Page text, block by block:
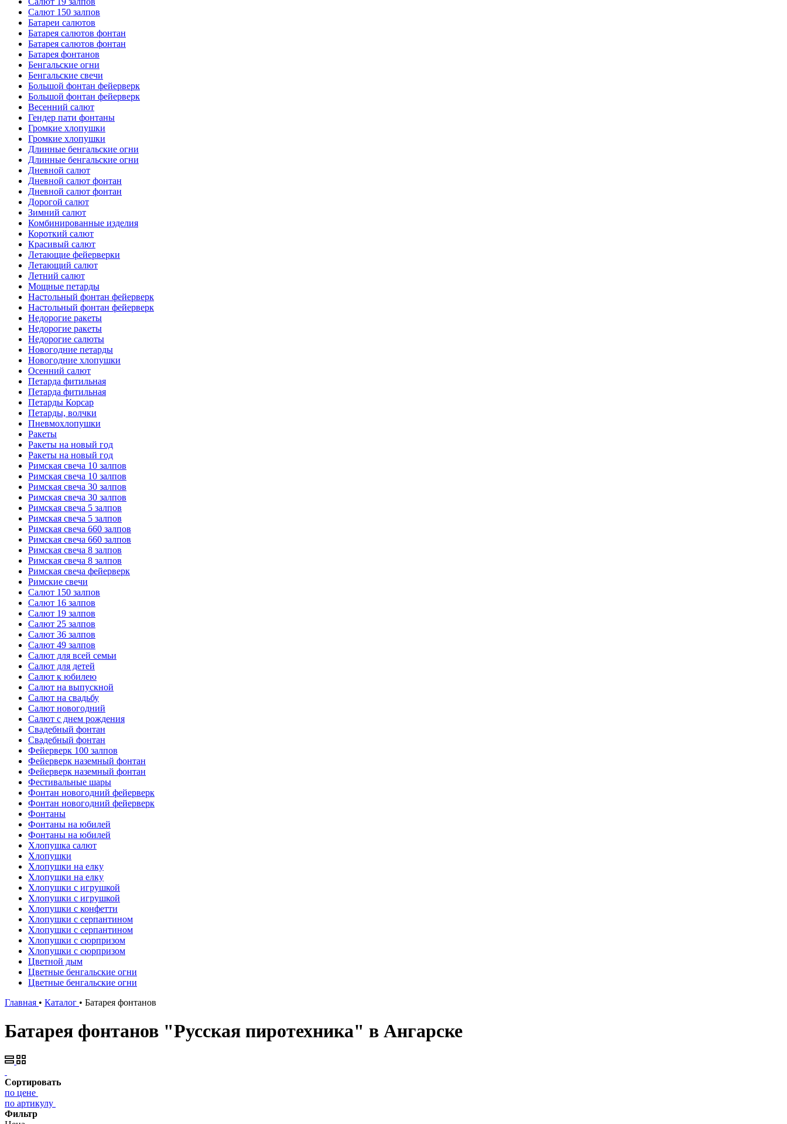
Салют 150 залпов
Батареи салютов
Батарея салютов фонтан
Батарея салютов фонтан
Батарея фонтанов
Бенгальские огни
Бенгальские свечи
Большой фонтан фейерверк
Большой фонтан фейерверк
Весенний салют
Гендер пати фонтаны
Громкие хлопушки
Громкие хлопушки
Длинные бенгальские огни
Длинные бенгальские огни
Дневной салют
Дневной салют фонтан
Дневной салют фонтан
Дорогой салют
Зимний салют
Комбинированные изделия
Короткий салют
Красивый салют
Летающие фейерверки
Летающий салют
Летний салют
Мощные петарды
Настольный фонтан фейерверк
Настольный фонтан фейерверк
Недорогие ракеты
Недорогие ракеты
Недорогие салюты
Новогодние петарды
Новогодние хлопушки
Осенний салют
Петарда фитильная
Петарда фитильная
Петарды Корсар
Петарды, волчки
Пневмохлопушки
Ракеты
Ракеты на новый год
Ракеты на новый год
Римская свеча 10 залпов
Римская свеча 10 залпов
Римская свеча 30 залпов
Римская свеча 30 залпов
Римская свеча 5 залпов
Римская свеча 5 залпов
Римская свеча 660 залпов
Римская свеча 660 залпов
Римская свеча 8 залпов
Римская свеча 8 залпов
Римская свеча фейерверк
Римские свечи
Салют 150 залпов
Салют 16 залпов
Салют 19 залпов
Салют 25 залпов
Салют 36 залпов
Салют 49 залпов
Салют для всей семьи
Салют для детей
Салют к юбилею
Салют на выпускной
Салют на свадьбу
Салют новогодний
Салют с днем рождения
Свадебный фонтан
Свадебный фонтан
Фейерверк 100 залпов
Фейерверк наземный фонтан
Фейерверк наземный фонтан
Фестивальные шары
Фонтан новогодний фейерверк
Фонтан новогодний фейерверк
Фонтаны
Фонтаны на юбилей
Фонтаны на юбилей
Хлопушка салют
Хлопушки
Хлопушки на елку
Хлопушки на елку
Хлопушки с игрушкой
Хлопушки с игрушкой
Хлопушки с конфетти
Хлопушки с серпантином
Хлопушки с серпантином
Хлопушки с сюрпризом
Хлопушки с сюрпризом
Цветной дым
Цветные бенгальские огни
Цветные бенгальские огни
Главная • Каталог • Батарея фонтанов
Батарея фонтанов "Русская пиротехника" в Ангарске
Сортировать
по цене
по артикулу
Фильтр